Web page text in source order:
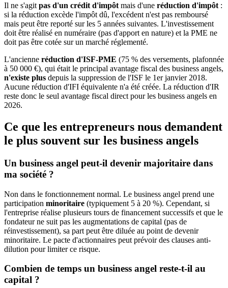
Il ne s'agit pas d'un crédit d'impôt mais d'une réduction d'impôt :
si la réduction excède l'impôt dû, l'excédent n'est pas remboursé
mais peut être reporté sur les 5 années suivantes. L'investissement
doit être réalisé en numéraire (pas d'apport en nature) et la PME ne
doit pas être cotée sur un marché réglementé.
L'ancienne réduction d'ISF-PME (75 % des versements, plafonnée
à 50 000 €), qui était le principal avantage fiscal des business angels,
n'existe plus depuis la suppression de l'ISF le 1er janvier 2018.
Aucune réduction d'IFI équivalente n'a été créée. La réduction d'IR
reste donc le seul avantage fiscal direct pour les business angels en
2026.
Ce que les entrepreneurs nous demandent
le plus souvent sur les business angels
Un business angel peut-il devenir majoritaire dans
ma société ?
Non dans le fonctionnement normal. Le business angel prend une
participation minoritaire (typiquement 5 à 20 %). Cependant, si
l'entreprise réalise plusieurs tours de financement successifs et que le
fondateur ne suit pas les augmentations de capital (pas de
réinvestissement), sa part peut être diluée au point de devenir
minoritaire. Le pacte d'actionnaires peut prévoir des clauses anti-
dilution pour limiter ce risque.
Combien de temps un business angel reste-t-il au
capital ?